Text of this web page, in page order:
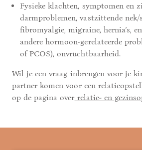
Fysieke klachten, symptomen en
darmproblemen, vastzittende nek/
fibromyalgie, migraine, hernia’s,
andere hormoon-gerelateerde
of PCOS), onvruchtbaarheid.
Wil je een vraag inbrengen voor je
partner komen voor een
op de pagina over relatie- en